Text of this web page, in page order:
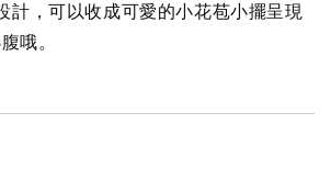
計，可以收成可愛的小花苞小擺呈現
哦。